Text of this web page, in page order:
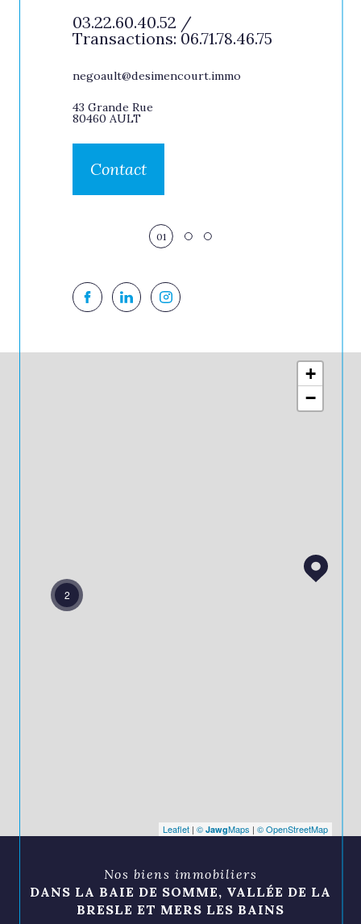
2
+
−
Leaflet|©JawgMaps|© OpenStreetMap
03.22.60.40.52 /
Transactions: 06.71.78.46.75
negoault@desimencourt.immo
43 Grande Rue
80460 AULT
Contact
01
Nos biens immobiliers
DANS LA BAIE DE SOMME, VALLÉE DE LA
BRESLE ET MERS LES BAINS